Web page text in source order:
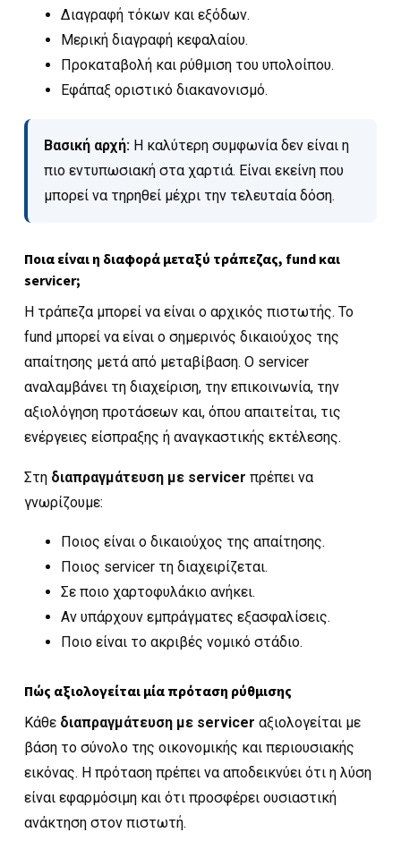
Διαγραφή τόκων και εξόδων.
Μερική διαγραφή κεφαλαίου.
Προκαταβολή και ρύθμιση του υπολοίπου.
Εφάπαξ οριστικό διακανονισμό.
Βασική αρχή: Η καλύτερη συμφωνία δεν είναι η
πιο εντυπωσιακή στα χαρτιά. Είναι εκείνη που
μπορεί να τηρηθεί μέχρι την τελευταία δόση.
Ποια είναι η διαφορά μεταξύ τράπεζας, fund και
servicer;
Η τράπεζα μπορεί να είναι ο αρχικός πιστωτής. Το
fund μπορεί να είναι ο σημερινός δικαιούχος της
απαίτησης μετά από μεταβίβαση. Ο servicer
αναλαμβάνει τη διαχείριση, την επικοινωνία, την
αξιολόγηση προτάσεων και, όπου απαιτείται, τις
ενέργειες είσπραξης ή αναγκαστικής εκτέλεσης.
Στη διαπραγμάτευση με servicer πρέπει να
γνωρίζουμε:
Ποιος είναι ο δικαιούχος της απαίτησης.
Ποιος servicer τη διαχειρίζεται.
Σε ποιο χαρτοφυλάκιο ανήκει.
Αν υπάρχουν εμπράγματες εξασφαλίσεις.
Ποιο είναι το ακριβές νομικό στάδιο.
Πώς αξιολογείται μία πρόταση ρύθμισης
Κάθε διαπραγμάτευση με servicer αξιολογείται με
βάση το σύνολο της οικονομικής και περιουσιακής
εικόνας. Η πρόταση πρέπει να αποδεικνύει ότι η λύση
είναι εφαρμόσιμη και ότι προσφέρει ουσιαστική
ανάκτηση στον πιστωτή.